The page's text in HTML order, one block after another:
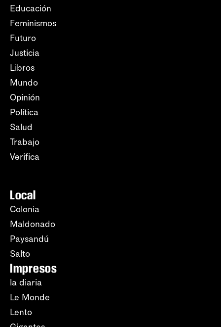
Educación
Feminismos
Futuro
Justicia
Libros
Mundo
Opinión
Política
Salud
Trabajo
Verifica
Local
Colonia
Maldonado
Paysandú
Salto
Impresos
la diaria
Le Monde
Lento